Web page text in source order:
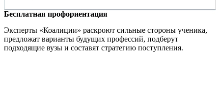
Бесплатная профориентация
Эксперты «Коалиции» раскроют сильные стороны ученика,
предложат варианты будущих профессий, подберут
подходящие вузы и составят стратегию поступления.